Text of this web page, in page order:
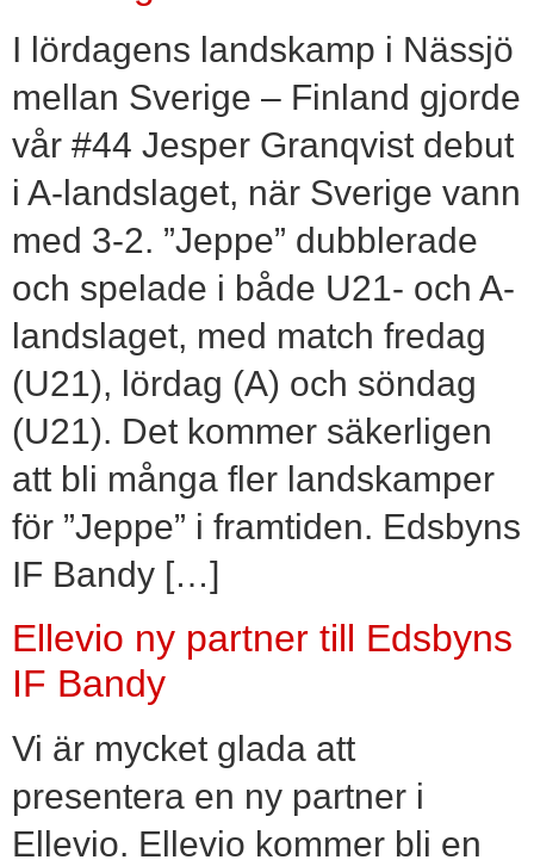
I lördagens landskamp i Nässjö
mellan Sverige – Finland gjorde
vår #44 Jesper Granqvist debut
i A-landslaget, när Sverige vann
med 3-2. ”Jeppe” dubblerade
och spelade i både U21- och A-
landslaget, med match fredag
(U21), lördag (A) och söndag
(U21). Det kommer säkerligen
att bli många fler landskamper
för ”Jeppe” i framtiden. Edsbyns
IF Bandy […]
Ellevio ny partner till Edsbyns
IF Bandy
Vi är mycket glada att
presentera en ny partner i
Ellevio. Ellevio kommer bli en